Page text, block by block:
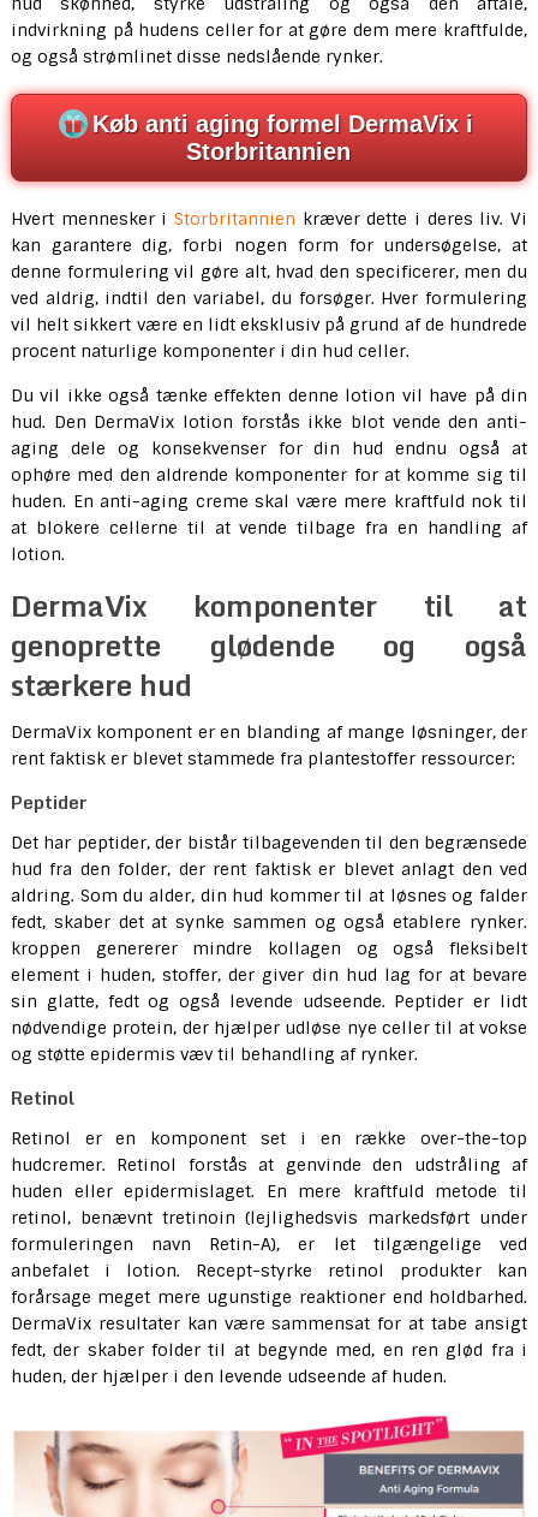
indvirkning på hudens celler for at gøre dem mere kraftfulde,
og også strømlinet disse nedslående rynker.
Køb anti aging formel DermaVix i
Storbritannien
Hvert mennesker i Storbritannien kræver dette i deres liv. Vi
kan garantere dig, forbi nogen form for undersøgelse, at
denne formulering vil gøre alt, hvad den specificerer, men du
ved aldrig, indtil den variabel, du forsøger. Hver formulering
vil helt sikkert være en lidt eksklusiv på grund af de hundrede
procent naturlige komponenter i din hud celler.
Du vil ikke også tænke effekten denne lotion vil have på din
hud. Den DermaVix lotion forstås ikke blot vende den anti-
aging dele og konsekvenser for din hud endnu også at
ophøre med den aldrende komponenter for at komme sig til
huden. En anti-aging creme skal være mere kraftfuld nok til
at blokere cellerne til at vende tilbage fra en handling af
lotion.
DermaVix komponenter til at
genoprette glødende og også
stærkere hud
DermaVix komponent er en blanding af mange løsninger, der
rent faktisk er blevet stammede fra plantestoffer ressourcer:
Peptider
Det har peptider, der bistår tilbagevenden til den begrænsede
hud fra den folder, der rent faktisk er blevet anlagt den ved
aldring. Som du alder, din hud kommer til at løsnes og falder
fedt, skaber det at synke sammen og også etablere rynker.
kroppen genererer mindre kollagen og også fleksibelt
element i huden, stoffer, der giver din hud lag for at bevare
sin glatte, fedt og også levende udseende. Peptider er lidt
nødvendige protein, der hjælper udløse nye celler til at vokse
og støtte epidermis væv til behandling af rynker.
Retinol
Retinol er en komponent set i en række over-the-top
hudcremer. Retinol forstås at genvinde den udstråling af
huden eller epidermislaget. En mere kraftfuld metode til
retinol, benævnt tretinoin (lejlighedsvis markedsført under
formuleringen navn Retin-A), er let tilgængelige ved
anbefalet i lotion. Recept-styrke retinol produkter kan
forårsage meget mere ugunstige reaktioner end holdbarhed.
DermaVix resultater kan være sammensat for at tabe ansigt
fedt, der skaber folder til at begynde med, en ren glød fra i
huden, der hjælper i den levende udseende af huden.